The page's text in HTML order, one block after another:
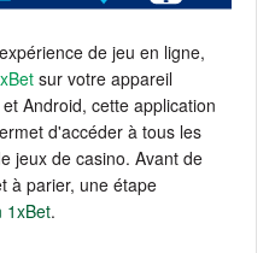
de jeu en ligne,
sur votre appareil
Android, cette application
d'accéder à tous les
jeux de casino. Avant de
à parier, une étape
1xBet.